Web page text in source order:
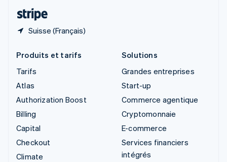
Suisse (Français)
Produits et tarifs
Tarifs
Atlas
Authorization Boost
Billing
Capital
Checkout
Climate
Solutions
Grandes entreprises
Start-up
Commerce agentique
Cryptomonnaie
E-commerce
Services financiers
intégrés